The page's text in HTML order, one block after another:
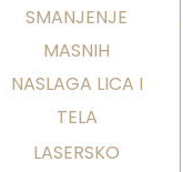
SMANJENJE
MASNIH
NASLAGA LICA I
TELA
LASERSKO